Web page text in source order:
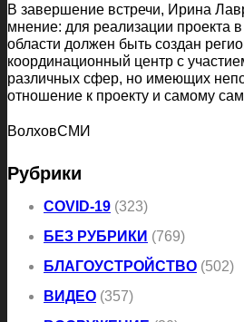
В завершение встречи, Ирина
мнение: для реализации проекта
области должен быть создан
координационный центр с
различных сфер, но имеющих
отношение к проекту и самому
ВолховСМИ
Рубрики
COVID-19 (323)
БЕЗ РУБРИКИ (769)
БЛАГОУСТРОЙСТВО (502)
ВИДЕО (357)